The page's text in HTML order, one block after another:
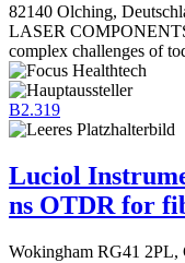
82140 Olching,
LASER
complex challenges of
B2.319
Luciol
ns OTDR for
Wokingham RG41 2PL,